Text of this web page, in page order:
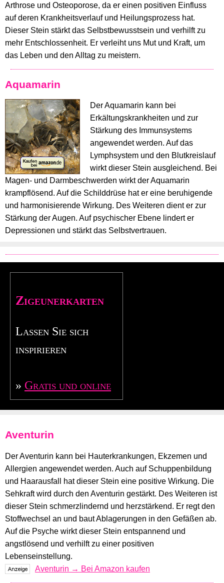
Arthrose und Osteoporose, da er einen positiven Einfluss
auf deren Krankheitsverlauf und Heilungsprozess hat.
Dieser Stein stärkt das Selbstbewusstsein und verhilft zu
mehr Entschlossenheit. Er verleiht uns Mut und Kraft, um
das Leben und den Alltag zu meistern.
Aquamarin
Der Aquamarin kann bei
Erkältungskrankheiten und zur
Stärkung des Immunsystems
angewendet werden. Auf das
Lymphsystem und den Blutkreislauf
wirkt dieser Stein ausgleichend. Bei
Magen- und Darmbeschwerden wirkt der Aquamarin
krampflösend. Auf die Schilddrüse hat er eine beruhigende
und harmonisierende Wirkung. Des Weiteren dient er zur
Stärkung der Augen. Auf psychischer Ebene lindert er
Depressionen und stärkt das Selbstvertrauen.
Zigeunerkarten
Lassen Sie sich
inspirieren
» Gratis und online
Aventurin
Der Aventurin kann bei Hauterkrankungen, Ekzemen und
Allergien angewendet werden. Auch auf Schuppenbildung
und Haarausfall hat dieser Stein eine positive Wirkung. Die
Sehkraft wird durch den Aventurin gestärkt. Des Weiteren ist
dieser Stein schmerzlindernd und herzstärkend. Er regt den
Stoffwechsel an und baut Ablagerungen in den Gefäßen ab.
Auf die Psyche wirkt dieser Stein entspannend und
angstlösend und verhilft zu einer positiven
Lebenseinstellung.
Aventurin → Bei Amazon kaufen